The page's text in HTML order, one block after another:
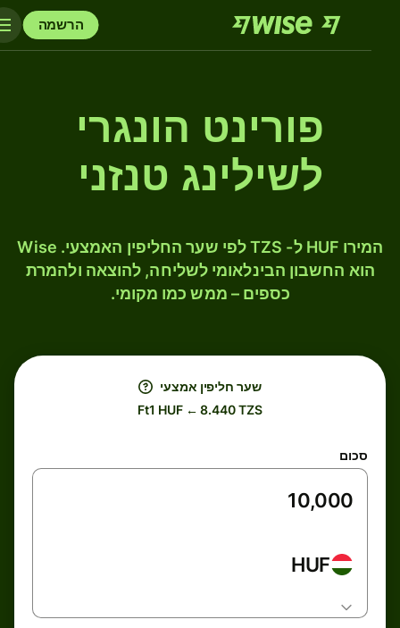
הרשמה
פורינט הונגרי
לשילינג טנזני
המירו HUF ל- TZS לפי שער החליפין האמצעי. Wise
הוא החשבון הבינלאומי לשליחה, להוצאה ולהמרת
כספים – ממש כמו מקומי.
שער חליפין אמצעי
Ft1 HUF ← 8.440 TZS
סכום
HUF